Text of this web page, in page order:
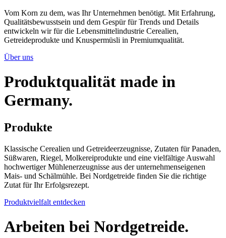
Vom Korn zu dem, was Ihr Unternehmen benötigt. Mit Erfahrung,
Qualitätsbewusstsein und dem Gespür für Trends und Details
entwickeln wir für die Lebensmittelindustrie Cerealien,
Getreideprodukte und Knuspermüsli in Premiumqualität.
Über uns
Produktqualität made in
Germany.
Produkte
Klassische Cerealien und Getreideerzeugnisse, Zutaten für Panaden,
Süßwaren, Riegel, Molkereiprodukte und eine vielfältige Auswahl
hochwertiger Mühlenerzeugnisse aus der unternehmenseigenen
Mais- und Schälmühle. Bei Nordgetreide finden Sie die richtige
Zutat für Ihr Erfolgsrezept.
Produktvielfalt entdecken
Arbeiten bei Nordgetreide.